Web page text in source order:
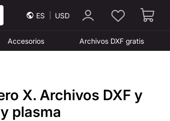
ES USD
Accesorios Archivos DXF gratis
X. Archivos DXF y
plasma